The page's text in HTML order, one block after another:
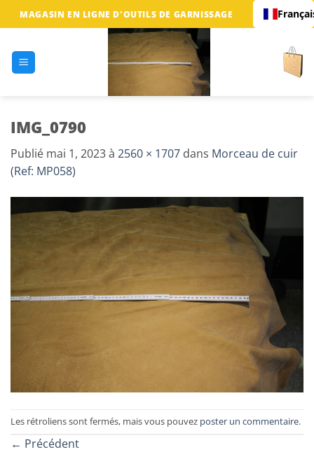
Passer
au
MAGASIN EN LIGNE D'OUTILS DE GARNISSAGE
IMG_0790
Publié mai 1, 2023à 2560 × 1707 dans Morceau de cuir
(Ref: MP058)
Les rétroliens sont fermés, mais vous pouvez poster un commentaire.
← Précédent